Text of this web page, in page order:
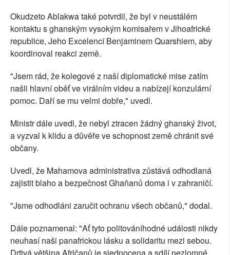
Okudzeto Ablakwa také potvrdil, že byl v neustálém
kontaktu s ghanským vysokým komisařem v Jihoafrické
republice, Jeho Excelencí Benjaminem Quarshiem, aby
koordinoval reakci země.
"Jsem rád, že kolegové z naší diplomatické mise zatím
našli hlavní oběť ve virálním videu a nabízejí konzulární
pomoc. Daří se mu velmi dobře," uvedl.
Ministr dále uvedl, že nebyl ztracen žádný ghanský život,
a vyzval k klidu a důvěře ve schopnost země chránit své
občany.
Uvedl, že Mahamova administrativa zůstává odhodlaná
zajistit blaho a bezpečnost Ghaňanů doma i v zahraničí.
"Jsme odhodláni zaručit ochranu všech občanů," dodal.
Dále poznamenal: "Ať tyto politováníhodné události nikdy
neuhasí naši panafrickou lásku a solidaritu mezi sebou.
Drtivá většina Afričanů je sjednocena a sdílí nezlomné